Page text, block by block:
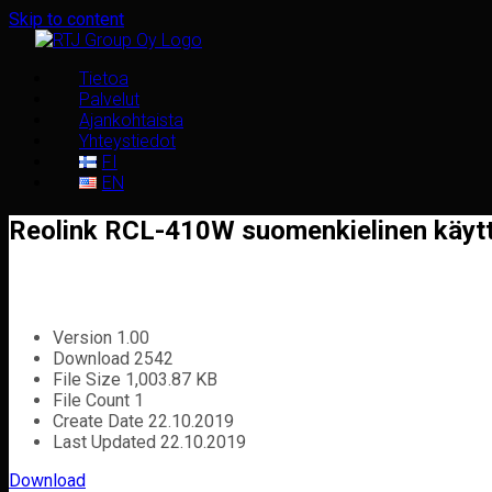
Skip to content
Tietoa
Palvelut
Ajankohtaista
Yhteystiedot
FI
EN
Reolink RCL-410W suomenkielinen
Version 1.00
Download 2542
File Size 1,003.87 KB
File Count 1
Create Date 22.10.2019
Last Updated 22.10.2019
Download